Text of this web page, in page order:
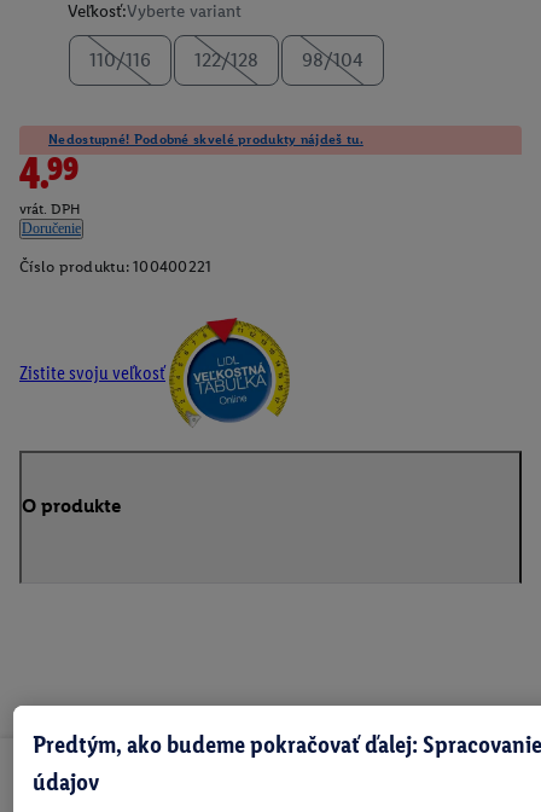
Veľkosť:Vyberte variant
110/116 122/128 98/104
Nedostupné! Podobné skvelé produkty nájdeš tu.
4.99
vrát. DPH
Doručenie
Číslo produktu: 100400221
Zistite svoju veľkosť
O produkte
Predtým, ako budeme pokračovať ďalej:
údajov